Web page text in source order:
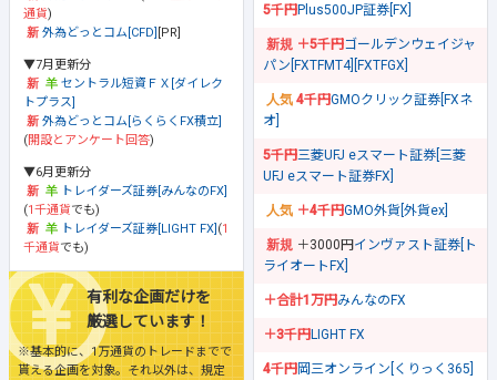
通貨)
外為どっとコム[CFD]
[PR]
▼7月更新分
セントラル短資ＦＸ[ダイレク
トプラス]
外為どっとコム[らくらくFX積立]
(開設とアンケート回答)
▼6月更新分
トレイダーズ証券[みんなのFX]
(1千通貨でも)
トレイダーズ証券[LIGHT FX] (1
千通貨でも)
有利な企画だけを
厳選しています！
※基本的に、1万通貨のトレードまでで
貰える企画を対象。それ以外は、規定
5千円Plus500JP証券[FX]
＋5千円ゴールデンウェイジャ
パン[FXTFMT4][FXTFGX]
4千円GMOクリック証券[FXネ
オ]
5千円三菱UFJ eスマート証券[三菱
UFJ eスマート証券FX]
＋4千円GMO外貨[外貨ex]
＋3000円 インヴァスト証券[ト
ライオートFX]
＋合計1万円みんなのFX
＋3千円LIGHT FX
4千円岡三オンライン[くりっく365]